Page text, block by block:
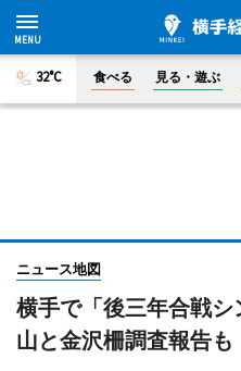
32°C 食べる 見る・遊ぶ
ニュース地図
横手で「後三年合戦
山と金沢柵調査報告も